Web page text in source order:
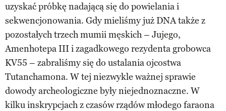
uzyskać próbkę nadającą się do powielania i
sekwencjonowania. Gdy mieliśmy już DNA także z
pozostałych trzech mumii męskich – Jujego,
Amenhotepa III i zagadkowego rezydenta grobowca
KV55 – zabraliśmy się do ustalania ojcostwa
Tutanchamona. W tej niezwykle ważnej sprawie
dowody archeologiczne były niejednoznaczne. W
kilku inskrypcjach z czasów rządów młodego faraona